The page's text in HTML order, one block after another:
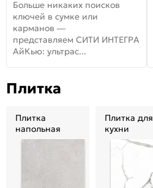
СИТИ ИНТЕГРА АйКью!
Больше никаких поисков
ключей в сумке или
карманов —
представляем СИТИ ИНТЕГРА
АйКью: ультрас...
Плитка
Плитка
напольная
Плитка для
кухни